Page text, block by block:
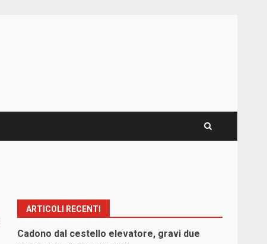
ARTICOLI RECENTI
Cadono dal cestello elevatore, gravi due